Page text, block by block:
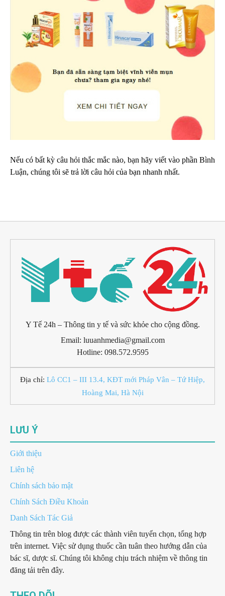
Nếu có bất kỳ câu hỏi thắc mắc nào, bạn hãy viết vào phần Bình
Luận, chúng tôi sẽ trả lời câu hỏi của bạn nhanh nhất.
Y Tế 24h – Thông tin y tế và sức khỏe cho cộng đồng.
Email: luuanhmedia@gmail.com
Hotline: 098.572.9595
Địa chỉ: Lô CC1 – III 13.4, KĐT mới Pháp Vân – Tứ Hiệp,
Hoàng Mai, Hà Nội
LƯU Ý
Giới thiệu
Liên hệ
Chính sách bảo mật
Chính Sách Điều Khoản
Danh Sách Tác Giả
Thông tin trên blog được các thành viên tuyển chọn, tổng hợp
trên internet. Việc sử dụng thuốc cần tuân theo hướng dẫn của
bác sĩ, dược sĩ. Chúng tôi không chịu trách nhiệm về thông tin
đăng tải trên đây.